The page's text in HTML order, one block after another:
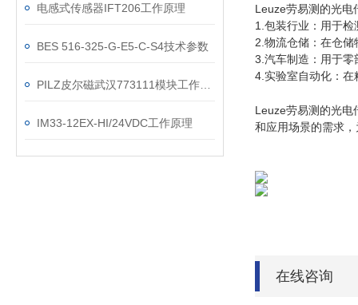
电感式传感器IFT206工作原理
BES 516-325-G-E5-C-S4技术参数
IM33-12EX-HI/24VDC工作原理
Leuze劳易测的光电
1.包装行业：用于
2.物流仓储：在仓
3.汽车制造：用于
4.实验室自动化：
Leuze劳易测的光电
和应用场景的需求
在线咨询